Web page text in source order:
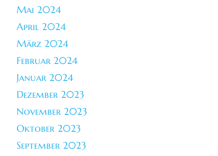
Mai 2024
April 2024
März 2024
Februar 2024
Januar 2024
Dezember 2023
November 2023
Oktober 2023
September 2023